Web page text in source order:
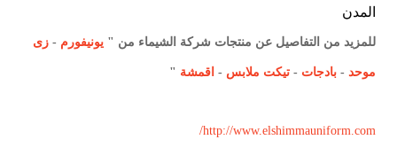
المدن
للمزيد من التفاصيل عن منتجات شركة الشيماء من " يونيفورم - زى
موحد - بادجات - تيكت ملابس - اقمشة "
http://www.elshimmauniform.com/